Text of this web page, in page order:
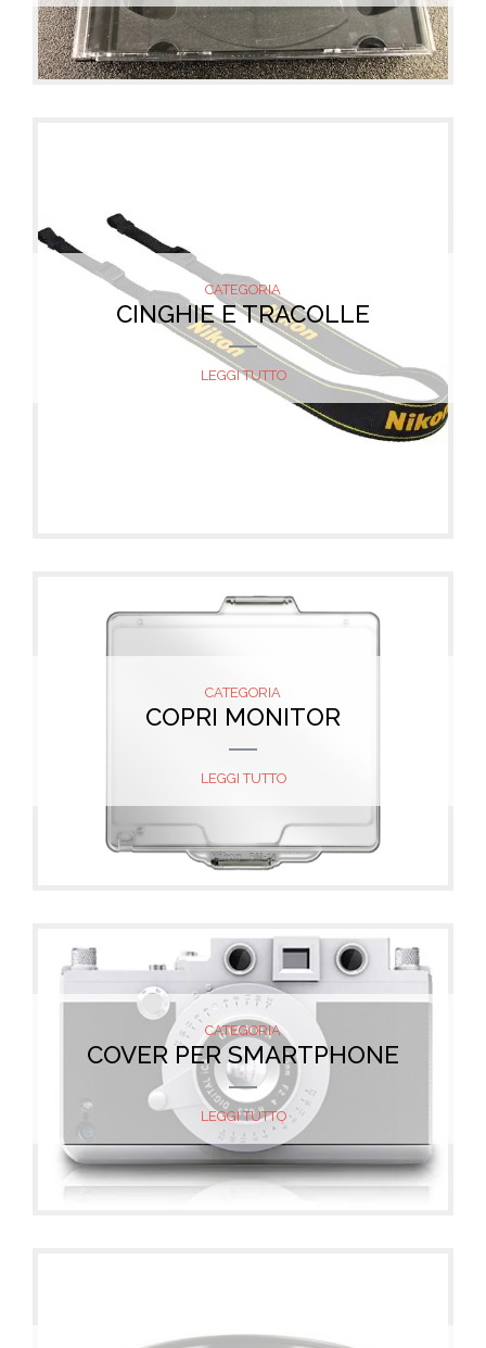
CATEGORIA
CINGHIE E TRACOLLE
LEGGI TUTTO
CATEGORIA
COPRI MONITOR
LEGGI TUTTO
CATEGORIA
COVER PER SMARTPHONE
LEGGI TUTTO